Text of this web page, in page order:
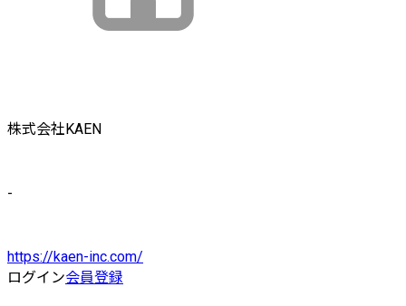
株式会社KAEN
-
https://kaen-inc.com/
ログイン会員登録